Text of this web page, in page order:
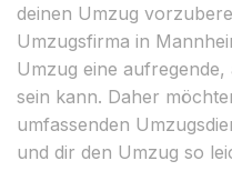
deinen Umzug
Umzugsfirma in
Umzug eine
sein kann. Daher
umfassenden
und dir den Umzug so